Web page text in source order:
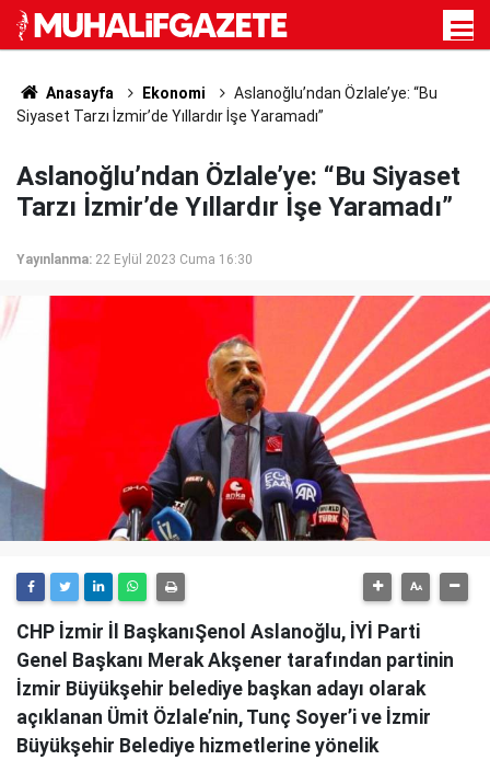
Anasayfa Ekonomi
Aslanoğlu’ndan Özlale’ye: “Bu
Siyaset Tarzı İzmir’de Yıllardır İşe Yaramadı”
Aslanoğlu’ndan Özlale’ye: “Bu Siyaset
Tarzı İzmir’de Yıllardır İşe Yaramadı”
Yayınlanma: 22 Eylül 2023 Cuma 16:30
CHP İzmir İl BaşkanıŞenol Aslanoğlu, İYİ Parti
Genel Başkanı Merak Akşener tarafından partinin
İzmir Büyükşehir belediye başkan adayı olarak
açıklanan Ümit Özlale’nin, Tunç Soyer’i ve İzmir
Büyükşehir Belediye hizmetlerine yönelik